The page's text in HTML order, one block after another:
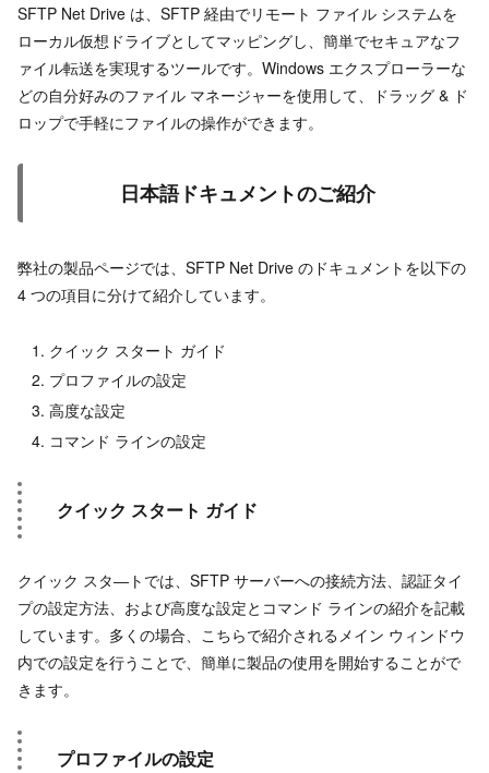
SFTP Net Drive は、SFTP 経由でリモート ファイル システムを
ローカル仮想ドライブとしてマッピングし、簡単でセキュアなフ
ァイル転送を実現するツールです。Windows エクスプローラーな
どの自分好みのファイル マネージャーを使用して、ドラッグ & ド
ロップで手軽にファイルの操作ができます。
日本語ドキュメントのご紹介
弊社の製品ページでは、SFTP Net Drive のドキュメントを以下の
4 つの項目に分けて紹介しています。
クイック スタート ガイド
プロファイルの設定
高度な設定
コマンド ラインの設定
クイック スタート ガイド
クイック スタ―トでは、SFTP サーバーへの接続方法、認証タイ
プの設定方法、および高度な設定とコマンド ラインの紹介を記載
しています。多くの場合、こちらで紹介されるメイン ウィンドウ
内での設定を行うことで、簡単に製品の使用を開始することがで
きます。
プロファイルの設定